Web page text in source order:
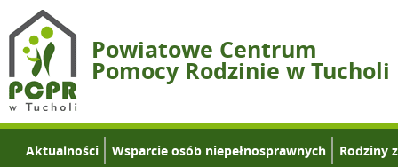
Powiatowe Centrum
Pomocy Rodzinie w Tucholi
Aktualności Wsparcie osób niepełnosprawnych
Rodziny